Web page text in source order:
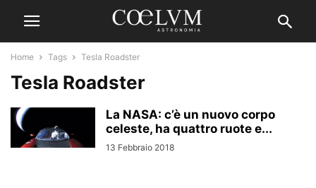
Home Tags Tesla Roadster
Tesla Roadster
La NASA: c’è un nuovo corpo
celeste, ha quattro ruote e...
13 Febbraio 2018